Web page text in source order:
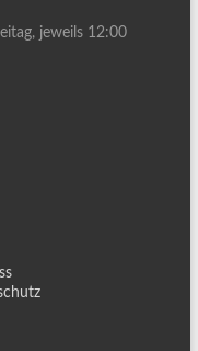
jeweils 12:00